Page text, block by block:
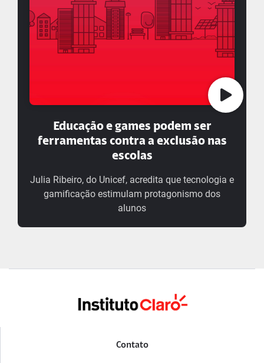
Educação e games podem ser
ferramentas contra a exclusão nas
escolas
Julia Ribeiro, do Unicef, acredita que tecnologia e
gamificação estimulam protagonismo dos
alunos
Contato